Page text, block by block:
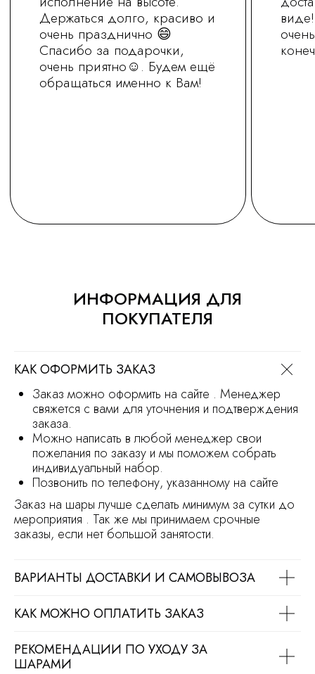
ИНФОРМАЦИЯ ДЛЯ
ПОКУПАТЕЛЯ
КАК ОФОРМИТЬ ЗАКАЗ
Заказ можно оформить на сайте . Менеджер
свяжется с вами для уточнения и подтверждения
заказа.
Можно написать в любой менеджер свои
пожелания по заказу и мы поможем собрать
индивидуальный набор.
Позвонить по телефону, указанному на сайте
Заказ на шары лучше сделать минимум за сутки до
мероприятия . Так же мы принимаем срочные
заказы, если нет большой занятости.
ВАРИАНТЫ ДОСТАВКИ И САМОВЫВОЗА
КАК МОЖНО ОПЛАТИТЬ ЗАКАЗ
РЕКОМЕНДАЦИИ ПО УХОДУ ЗА
ШАРАМИ
Сайт носит информационный характер
и не является офертой
vred01@list.ru
+7 (930) 255-77-11
Россия, г. Нижний Новгород,
ул. Невзоровых , д 111
Режим работы магазина